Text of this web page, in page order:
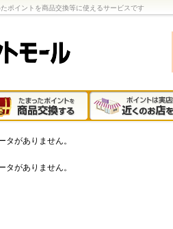
ポイントを商品交換等に使えるサービスです
タがありません。
タがありません。